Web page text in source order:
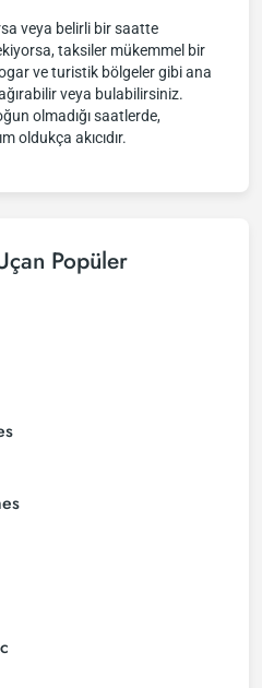
veya belirli bir saatte
taksiler mükemmel bir
ve turistik bölgeler gibi ana
veya bulabilirsiniz.
olmadığı saatlerde,
oldukça akıcıdır.
Popüler